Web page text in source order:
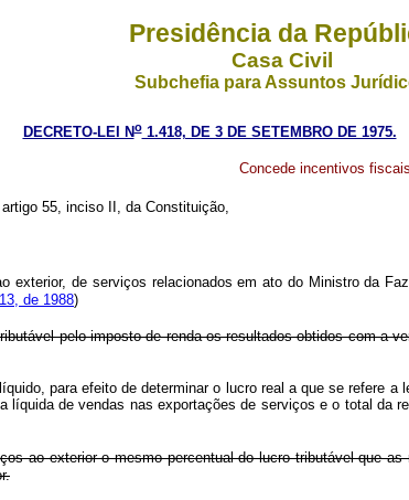
Presidência da
Casa Civil
Subchefia para Assuntos
DECRETO-LEI No1.418, DE 3 DE SETEMBRO DE 1975.
Concede incentivos
55, inciso II, da Constituição,
de serviços relacionados em ato do Ministro da
de 1988)
pelo imposto de renda os resultados obtidos com a
para efeito de determinar o lucro real a que se refere
líquida de vendas nas exportações de serviços e o
ao exterior o mesmo percentual do lucro tributável que